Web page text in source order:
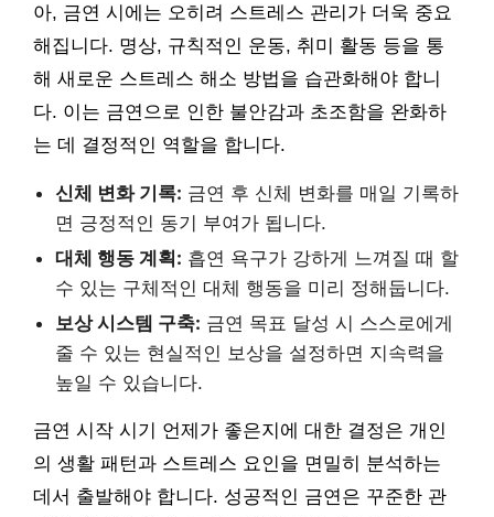
아, 금연 시에는 오히려 스트레스 관리가 더욱 중요
해집니다. 명상, 규칙적인 운동, 취미 활동 등을 통
해 새로운 스트레스 해소 방법을 습관화해야 합니
다. 이는 금연으로 인한 불안감과 초조함을 완화하
는 데 결정적인 역할을 합니다.
신체 변화 기록: 금연 후 신체 변화를 매일 기록하
면 긍정적인 동기 부여가 됩니다.
대체 행동 계획: 흡연 욕구가 강하게 느껴질 때 할
수 있는 구체적인 대체 행동을 미리 정해둡니다.
보상 시스템 구축: 금연 목표 달성 시 스스로에게
줄 수 있는 현실적인 보상을 설정하면 지속력을
높일 수 있습니다.
금연 시작 시기 언제가 좋은지에 대한 결정은 개인
의 생활 패턴과 스트레스 요인을 면밀히 분석하는
데서 출발해야 합니다. 성공적인 금연은 꾸준한 관